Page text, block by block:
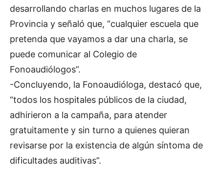
desarrollando charlas en muchos lugares de la
Provincia y señaló que, “cualquier escuela que
pretenda que vayamos a dar una charla, se
puede comunicar al Colegio de
Fonoaudiólogos”.
-Concluyendo, la Fonoaudióloga, destacó que,
“todos los hospitales públicos de la ciudad,
adhirieron a la campaña, para atender
gratuitamente y sin turno a quienes quieran
revisarse por la existencia de algún síntoma de
dificultades auditivas”.